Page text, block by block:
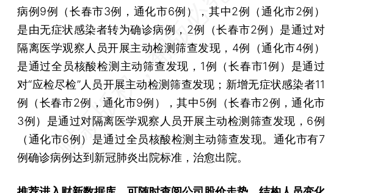
病例9例（长春市3例，通化市6例），其中2例（通化市2例）
是由无症状感染者转为确诊病例，2例（长春市2例）是通过对
隔离医学观察人员开展主动检测筛查发现，4例（通化市4例）
是通过全员核酸检测主动筛查发现，1例（长春市1例）是通过
对“应检尽检”人员开展主动检测筛查发现；新增无症状感染者11
例（长春市2例，通化市9例），其中5例（长春市2例，通化市
3例）是通过对隔离医学观察人员开展主动检测筛查发现，6例
（通化市6例）是通过全员核酸检测主动筛查发现。通化市有7
例确诊病例达到新冠肺炎出院标准，治愈出院。